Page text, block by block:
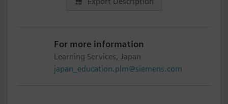
For more information
Learning Services, Japan
japan_education.plm@siemens.com